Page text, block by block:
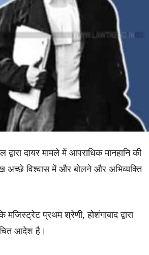
दायर मामले में आपराधिक मानहानि की
अच्छे विश्वास में और बोलने और अभिव्यक्ति
मजिस्ट्रेट प्रथम श्रेणी, होशंगाबाद द्वारा
आदेश है।